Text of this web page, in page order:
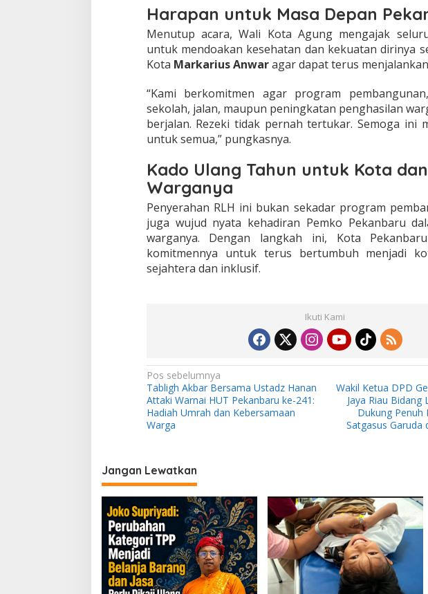
Harapan untuk Masa Depan
Menutup acara, Wali Kota Agung mengajak
untuk mendoakan kesehatan dan kekuatan dirinya
Kota Markarius Anwaragar dapat terus
“Kami berkomitmen agar program
sekolah, jalan, maupun peningkatan penghasilan
berjalan. Rezeki tidak pernah tertukar. Semoga ini
untuk semua,” pungkasnya.
Kado Ulang Tahun untuk Kota dan
Warganya
Penyerahan RLH ini bukan sekadar program
juga wujud nyata kehadiran Pemko Pekanbaru
warganya. Dengan langkah ini, Kota
komitmennya untuk terus bertumbuh menjadi
sejahtera dan inklusif.
Ikuti Kami
N
a
v
i
a
s
i
p
o
s
Pos sebelumnya
Tabligh Akbar Bersama Ustadz Hanan
Attaki Warnai HUT Pekanbaru ke-241:
Hadiah Umrah dan Kebersamaan
Warga
Wakil Ketua DPD
Jaya Riau Bidang
Dukung Penuh
Satgasus Garuda
Jangan Lewatkan